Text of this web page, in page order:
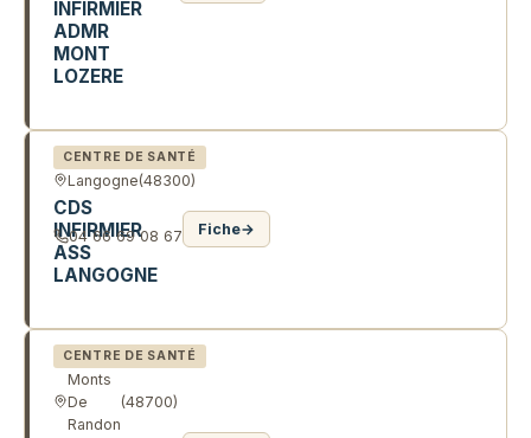
INFIRMIER
ADMR
MONT
LOZERE
CENTRE DE SANTÉ
Langogne(48300)
CDS
INFIRMIER
ASS
LANGOGNE
04 66 69 08 67 Fiche→
CENTRE DE SANTÉ
Monts
De
Randon
(48700)